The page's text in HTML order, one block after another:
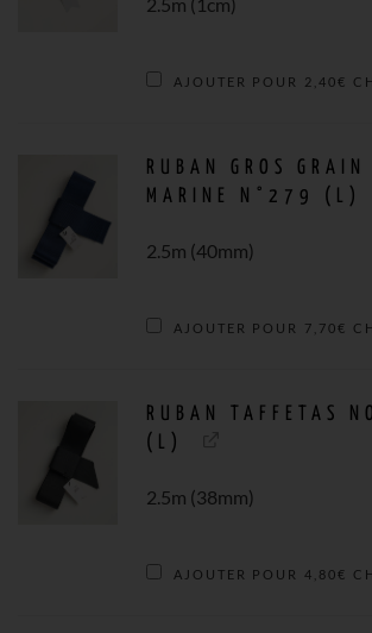
PROFONDES
-
PAPIER
AJOUTER POUR 2,40€
RUBAN GROS GRAIN
MARINE N°279 (L)
2.5m (40mm)
AJOUTER POUR 7,70€
RUBAN TAFFETAS
(L)
2.5m (38mm)
AJOUTER POUR 4,80€